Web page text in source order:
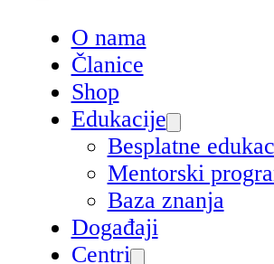
O nama
Članice
Shop
Edukacije
Besplatne
Mentorski
Baza znanja
Događaji
Centri